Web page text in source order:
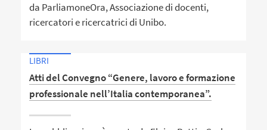
da ParliamoneOra, Associazione di docenti,
ricercatori e ricercatrici di Unibo.
LIBRI
Atti del Convegno “Genere, lavoro e formazione
professionale nell’Italia contemporanea”.